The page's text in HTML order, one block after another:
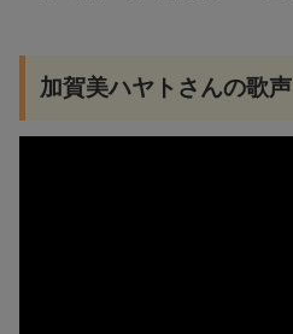
加賀美ハヤトさんの歌声